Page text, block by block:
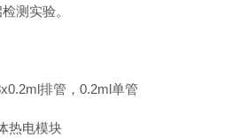
测实验。
排管，0.2ml单管
热电模块